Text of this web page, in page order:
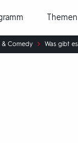
Themen
& Comedy Was gibt